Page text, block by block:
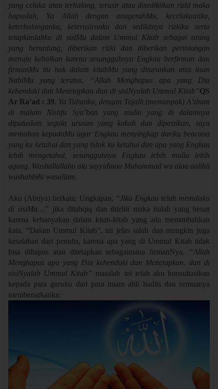
yang celaka atau terhalang, terusir atau disedikitkan rizki maka
hapuslah, Ya Allah dengan anugerahMu, kecelakaanku,
keterhalanganku, keterusiranku dan sedikitnya rizkiku serta
tetapkanlahku di sisiMu dalam Ummul Kitab sebagai orang
yang beruntung, diberikan rizki dan diberikan pertolongan
menuju kebaikan karena sesungguhnya Engkau berfirman dan
firmanMu itu hak dalam kitabMu yang diturunkan atas lisan
NabiMu yang terutus, “Allah Menghapus apa yang Dia
kehendaki dan Menetapkan dan di sisiNyalah Ummul Kitab”QS
Ar Ra’ad : 39. Ya Tuhanku, dengan Tajalli (menampak) A’zham
di malam Nishfu Sya’ban yang mulia yang di dalamnya
diputuskan segala urusan yang kokoh dan dipastikan, saya
memohon kepadaMu agar Engkau menyingkap dariku bencana
yang ku ketahui dan yang tidak ku ketahui dan apa yang Engkau
lebih mengetahui, sesungguhnya Engkau lebih mulia lebih
agung. Washallallahu ala sayyidinaa Muhammad wa alaa aalihii
washahbihi wasallam.
Aku (Abuya) berkata: Ungkapan, “ Jika Engkau telah menulisku
di sisiMu…” jika ditahqiq dan diteliti maka itulah yang benar
karena kebanyakan dalam kitab-kitab yang ada menambahkan
kata, “Dalam Ummul Kitab”, ini jelas salah dan mungkin juga
kesalahan dari penulis, karena apa yang di Ummul Kitab tidak
bisa dihapus atau ditetapkan sebagaimana firmanNya,
“Allah
Menghapus apa yang Dia kehendaki dan Menetapkan. dan di
sisiNyalah Ummul Kitab” masalah ini telah aku konsultasikan
kepada para guruku dari para imam ahli hadits dan semuanya
membenarkanku.